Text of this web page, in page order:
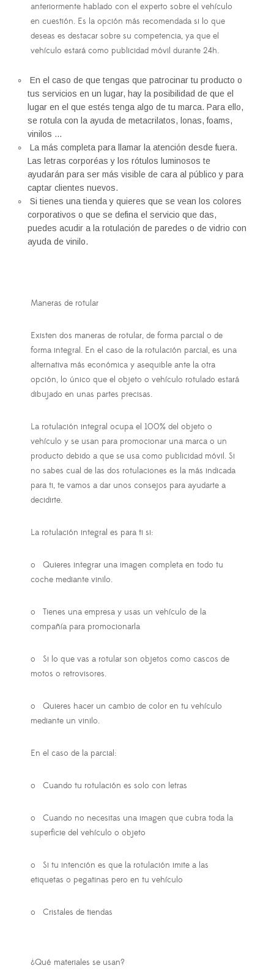
anteriormente hablado con el experto sobre el vehículo
en cuestión. Es la opción más recomendada si lo que
deseas es destacar sobre su competencia, ya que el
vehículo estará como publicidad móvil durante 24h.
En el caso de que tengas que patrocinar tu producto o
tus servicios en un lugar, hay la posibilidad de que el
lugar en el que estés tenga algo de tu marca. Para ello,
se rotula con la ayuda de metacrilatos, lonas, foams,
vinilos ...
La más completa para llamar la atención desde fuera.
Las letras corporéas y los rótulos luminosos te
ayudarán para ser más visible de cara al público y para
captar clientes nuevos.
Si tienes una tienda y quieres que se vean los colores
corporativos o que se defina el servicio que das,
puedes acudir a la rotulación de paredes o de vidrio con
ayuda de vinilo.
Maneras de rotular
Existen dos maneras de rotular, de forma parcial o de
forma integral. En el caso de la rotulación parcial, es una
alternativa más económica y asequible ante la otra
opción, lo único que el objeto o vehículo rotulado estará
dibujado en unas partes precisas.
La rotulación integral ocupa el 100% del objeto o
vehículo y se usan para promocionar una marca o un
producto debido a que se usa como publicidad móvil. Si
no sabes cual de las dos rotulaciones es la más indicada
para ti, te vamos a dar unos consejos para ayudarte a
decidirte.
La rotulación integral es para ti si:
o
Quieres integrar una imagen completa en todo tu
coche mediante vinilo.
o
Tienes una empresa y usas un vehículo de la
compañía para promocionarla
o
Si lo que vas a rotular son objetos como cascos de
motos o retrovisores.
o
Quieres hacer un cambio de color en tu vehículo
mediante un vinilo.
En el caso de la parcial:
o Cuando tu rotulación es solo con letras
o
Cuando no necesitas una imagen que cubra toda la
superficie del vehículo o objeto
o
Si tu intención es que la rotulación imite a las
etiquetas o pegatinas pero en tu vehículo
o Cristales de tiendas
¿Qué materiales se usan?